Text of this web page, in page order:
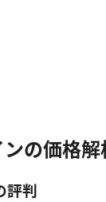
の価格
評判